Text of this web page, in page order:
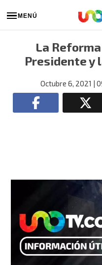
MENÚ
La
Presidente y
Octubre 6, 2021 |